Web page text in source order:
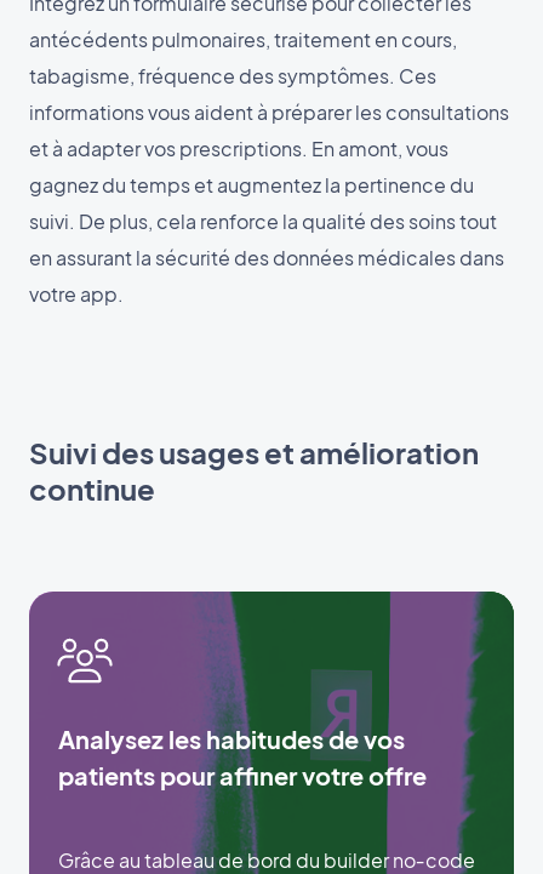
antécédents pulmonaires, traitement en cours,
tabagisme, fréquence des symptômes. Ces
informations vous aident à préparer les consultations
et à adapter vos prescriptions. En amont, vous
gagnez du temps et augmentez la pertinence du
suivi. De plus, cela renforce la qualité des soins tout
en assurant la sécurité des données médicales dans
votre app.
Suivi des usages et amélioration
continue
Analysez les habitudes de vos
patients pour affiner votre offre
Grâce au tableau de bord du builder no‑code